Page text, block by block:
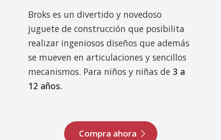
Broks es un divertido y novedoso
juguete de construcción que posibilita
realizar ingeniosos diseños que además
se mueven en articulaciones y sencillos
mecanismos. Para niños y niñas de 3 a
12 años.
Compra ahora